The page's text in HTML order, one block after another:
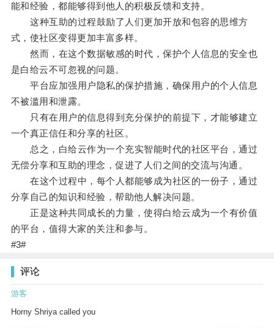
能和经验，都能够得到他人的积极反馈和支持。
这种互助的过程鼓励了人们更加开放和包容的思维方
式，使社区变得更加丰富多样。
然而，在这个数据敏感的时代，保护个人信息的安全也
是白给云不可忽视的问题。
平台应加强用户隐私的保护措施，确保用户的个人信息
不被滥用和泄露。
只有在用户的信息得到充分保护的前提下，才能够建立
一个真正信任和分享的社区。
总之，白给云作为一个充实智能时代的社区平台，通过
无偿分享和互助的理念，促进了人们之间的交流与沟通。
在这个过程中，每个人都能够成为社区的一份子，通过
分享自己的知识和经验，帮助他人解决问题。
正是这种共同成长的力量，使得白给云成为一个有价值
的平台，值得大家的关注和参与。
#3#
评论
游客
Horny Shriya called you